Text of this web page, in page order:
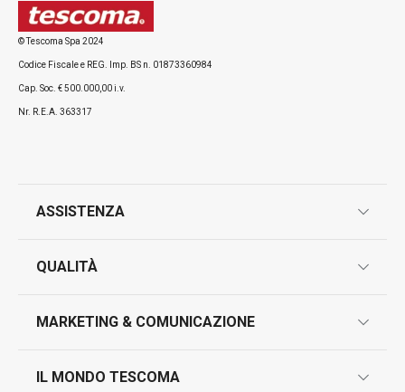
© Tescoma Spa 2024
Codice Fiscale e REG. Imp. BS n. 01873360984
Cap. Soc. € 500.000,00 i.v.
Nr. R.E.A. 363317
ASSISTENZA
contatti
QUALITÀ
test sui prodotti
MARKETING & COMUNICAZIONE
IL MONDO TESCOMA